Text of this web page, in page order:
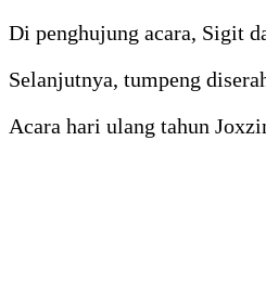
Di penghujung acara, Sigit
Selanjutnya, tumpeng
Acara hari ulang tahun